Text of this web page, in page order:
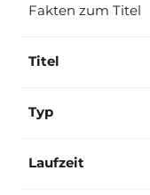
Fakten zum Titel
Titel
Typ
Laufzeit